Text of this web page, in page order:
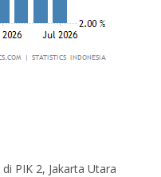
PIK 2, Jakarta Utara